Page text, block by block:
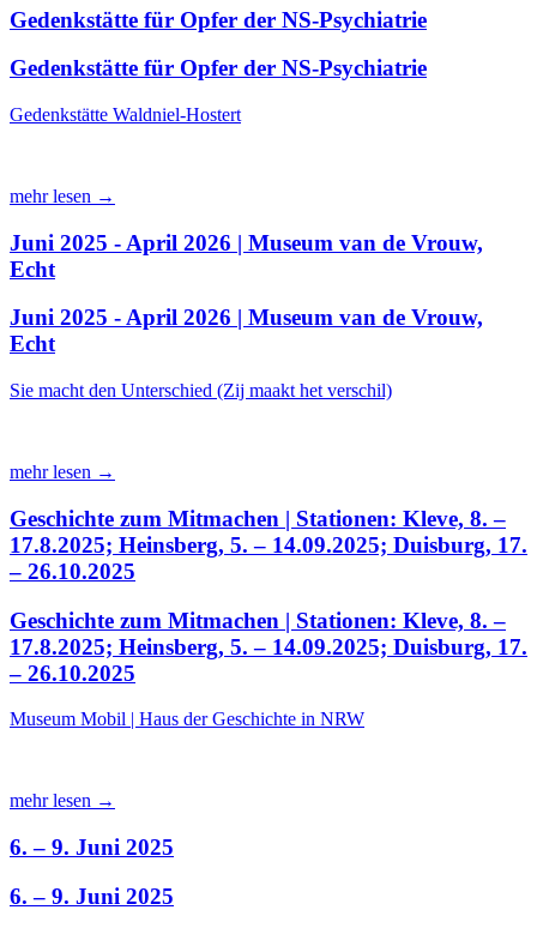
Gedenkstätte für Opfer der NS-Psychiatrie
Gedenkstätte für Opfer der NS-Psychiatrie
Gedenkstätte Waldniel-Hostert
mehr lesen →
Juni 2025 - April 2026 | Museum van de Vrouw,
Echt
Juni 2025 - April 2026 | Museum van de Vrouw,
Echt
Sie macht den Unterschied (Zij maakt het verschil)
mehr lesen →
Geschichte zum Mitmachen | Stationen: Kleve, 8. –
17.8.2025; Heinsberg, 5. – 14.09.2025; Duisburg, 17.
– 26.10.2025
Geschichte zum Mitmachen | Stationen: Kleve, 8. –
17.8.2025; Heinsberg, 5. – 14.09.2025; Duisburg, 17.
– 26.10.2025
Museum Mobil | Haus der Geschichte in NRW
mehr lesen →
6. – 9. Juni 2025
6. – 9. Juni 2025